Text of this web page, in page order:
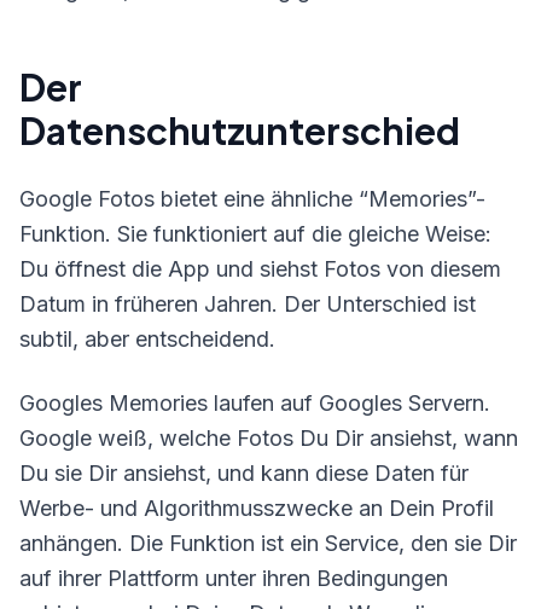
Der
Datenschutzunterschied
Google Fotos bietet eine ähnliche “Memories”-
Funktion. Sie funktioniert auf die gleiche Weise:
Du öffnest die App und siehst Fotos von diesem
Datum in früheren Jahren. Der Unterschied ist
subtil, aber entscheidend.
Googles Memories laufen auf Googles Servern.
Google weiß, welche Fotos Du Dir ansiehst, wann
Du sie Dir ansiehst, und kann diese Daten für
Werbe- und Algorithmusszwecke an Dein Profil
anhängen. Die Funktion ist ein Service, den sie Dir
auf ihrer Plattform unter ihren Bedingungen